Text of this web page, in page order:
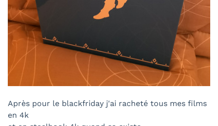
Après pour le blackfriday j'ai racheté tous mes films
en 4k